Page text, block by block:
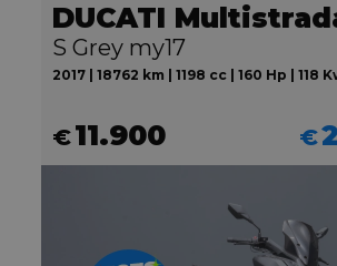
S Grey my17
2017 | 18762 km | 1198 cc | 160 Hp | 118
€11.900 €